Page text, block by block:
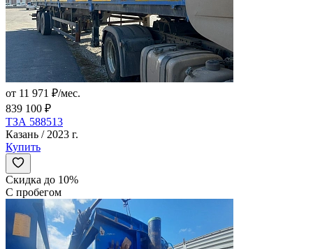
от 11 971 ₽/мес.
839 100 ₽
ТЗА 588513
Казань / 2023 г.
Купить
Скидка до 10%
С пробегом